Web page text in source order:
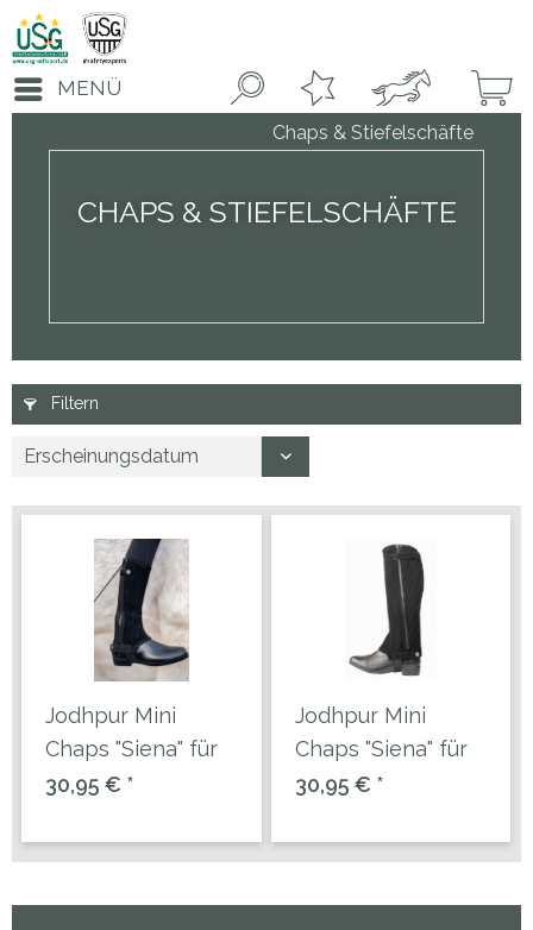
MENÜ
Chaps & Stiefelschäfte
CHAPS & STIEFELSCHÄFTE
Filtern
Jodhpur Mini
Chaps "Siena" für
Kinder
30,95 € *
Jodhpur Mini
Chaps "Siena" für
Erwachsene
30,95 € *